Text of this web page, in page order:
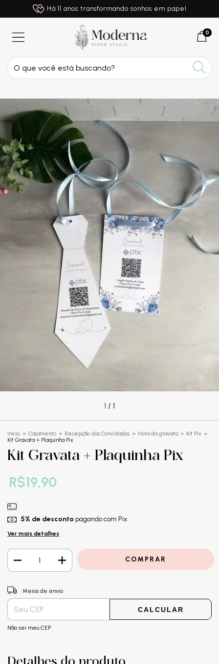
Há 11 anos transformando sonhos em papel
0
1 / 1
Início > Casamento > Recepção dos Convidados > Hora da gravata > Kit Pix >
Kit Gravata + Plaquinha Pix
Kit Gravata + Plaquinha Pix
R$19,90
5% de desconto pagando com Pix
Ver mais detalhes
Entregas para o CEP:
Meios de envio
CALCULAR
Não sei meu CEP